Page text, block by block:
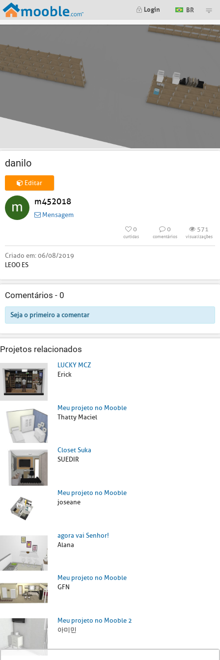
Login BR
danilo
Editar
m452018
Mensagem
0
curtidas
0
comentários
571
visualizações
Criado em:06/08/2019
LEOO ES
Comentários - 0
Seja o primeiro a comentar
Projetos relacionados
LUCKY MCZ
Erick
Meu projeto no Mooble
Thatty Maciel
Closet Suka
SUEDIR
Meu projeto no Mooble
joseane
agora vai Senhor!
Alana
Meu projeto no Mooble
GFN
Meu projeto no Mooble 2
아미민